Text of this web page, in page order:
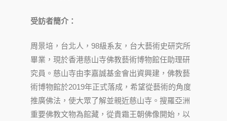
受訪者簡介：
周景培，台北人，98級系友，台大藝術史研究所
畢業，現於香港慈山寺佛教藝術博物館任助理研
究員。慈山寺由李嘉誠基金會出資興建，佛教藝
術博物館於2019年正式落成，希望從藝術的角度
推廣佛法，使大眾了解並親近慈山寺。搜羅亞洲
重要佛教文物為館藏，從貴霜王朝佛像開始，以